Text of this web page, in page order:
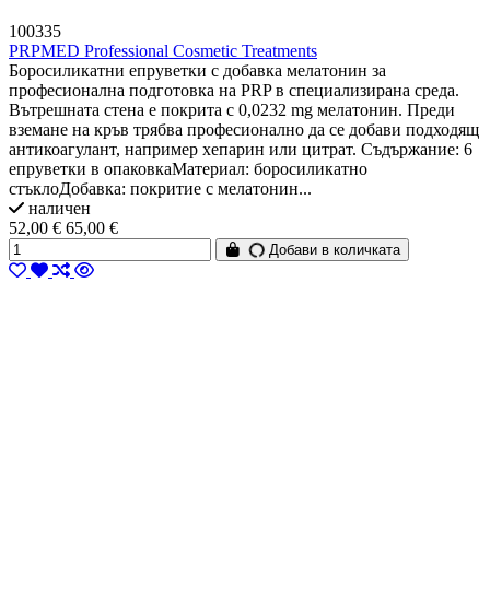
100335
PRPMED Professional Cosmetic Treatments
Боросиликатни епруветки с добавка мелатонин за
професионална подготовка на PRP в специализирана среда.
Вътрешната стена е покрита с 0,0232 mg мелатонин. Преди
вземане на кръв трябва професионално да се добави подходящ
антикоагулант, например хепарин или цитрат. Съдържание: 6
епруветки в опаковкаМатериал: боросиликатно
стъклоДобавка: покритие с мелатонин...
наличен
52,00 € 65,00 €
Добави в количката